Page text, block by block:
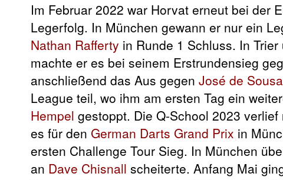
Im Februar 2022 war Horvat erneut bei der
Legerfolg. In München gewann er nur ein
Nathan Rafferty in Runde 1 Schluss. In
machte er es bei seinem Erstrundensieg
anschließend das Aus gegen José de Sousa
League teil, wo ihm am ersten Tag ein
Hempel gestoppt. Die Q-School 2023
es für den German Darts Grand Prix in
ersten Challenge Tour Sieg. In München
an Dave Chisnall scheiterte. Anfang Mai